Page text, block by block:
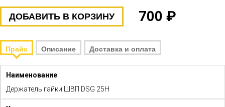
ДОБАВИТЬ В КОРЗИНУ 700 ₽
Прайс Описание Доставка и оплата
Держатель гайки ШВП DSG 25H